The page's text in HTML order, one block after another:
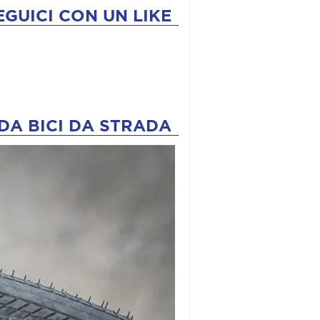
CON UN LIKE
BICI DA STRADA